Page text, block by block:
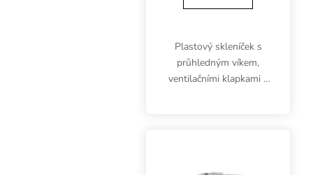
Plastový skleníček s
průhledným víkem,
ventilačními klapkami a